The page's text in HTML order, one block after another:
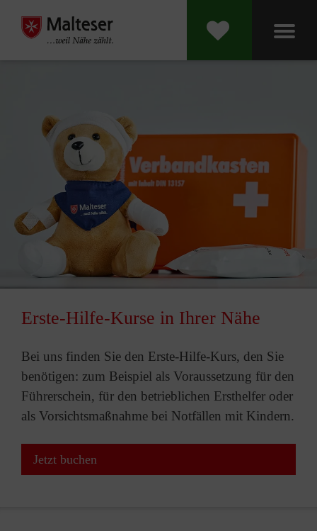
Erste-Hilfe-Kurse in Ihrer Nähe
Bei uns finden Sie den Erste-Hilfe-Kurs, den Sie
benötigen: zum Beispiel als Voraussetzung für den
Führerschein, für den betrieblichen Ersthelfer oder
als Vorsichtsmaßnahme bei Notfällen mit Kindern.
Jetzt buchen